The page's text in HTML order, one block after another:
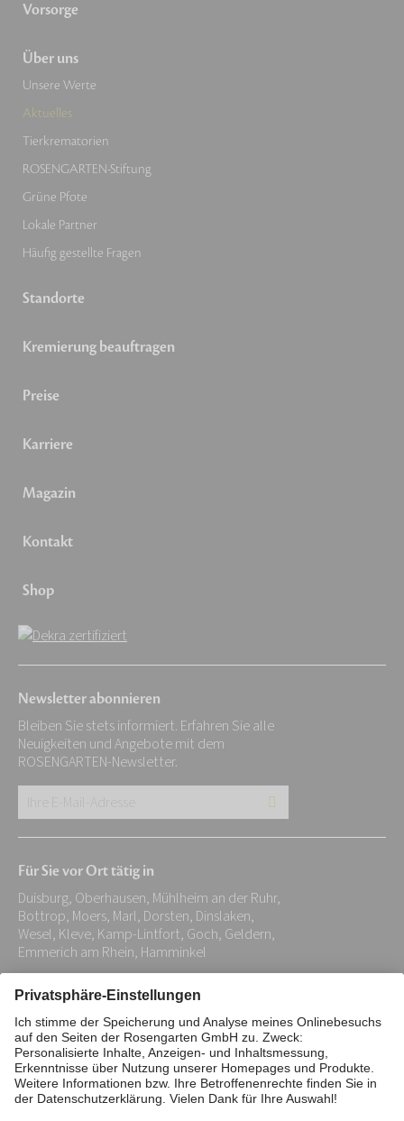
Vorsorge
Über uns
Unsere Werte
Aktuelles
Tierkrematorien
ROSENGARTEN-Stiftung
Grüne Pfote
Lokale Partner
Häufig gestellte Fragen
Standorte
Kremierung beauftragen
Preise
Karriere
Magazin
Kontakt
Shop
Newsletter abonnieren
Bleiben Sie stets informiert. Erfahren Sie alle
Neuigkeiten und Angebote mit dem
ROSENGARTEN-Newsletter.
E-
Adresse:
*
Für Sie vor Ort tätig in
Duisburg, Oberhausen, Mühlheim an der Ruhr,
Bottrop, Moers, Marl, Dorsten, Dinslaken,
Wesel, Kleve, Kamp-Lintfort, Goch, Geldern,
Emmerich am Rhein, Hamminkel
Impressum Datenschutz
Stiftung
Interne Meldestelle
Zahlungsmittel
Barrierefreiheitserklärung
Vertrag widerrufen